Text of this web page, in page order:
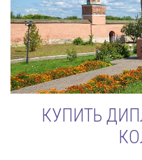
КУПИТЬ